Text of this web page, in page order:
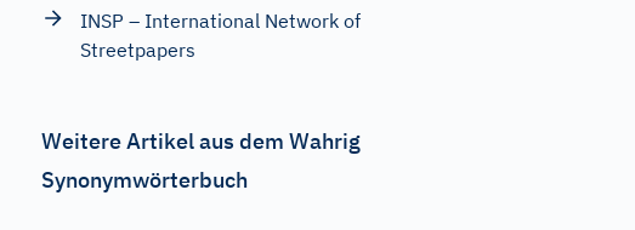
INSP – International Network of
Streetpapers
Weitere Artikel aus dem Wahrig
Synonymwörterbuch